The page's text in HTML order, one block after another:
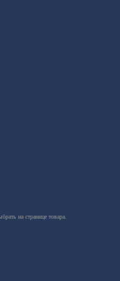
на странице товара.